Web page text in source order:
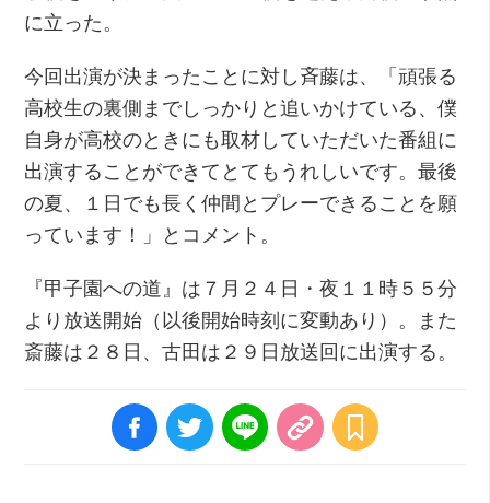
に立った。
今回出演が決まったことに対し斉藤は、「頑張る
高校生の裏側までしっかりと追いかけている、僕
自身が高校のときにも取材していただいた番組に
出演することができてとてもうれしいです。最後
の夏、１日でも長く仲間とプレーできることを願
っています！」とコメント。
『甲子園への道』は７月２４日・夜１１時５５分
より放送開始（以後開始時刻に変動あり）。また
斎藤は２８日、古田は２９日放送回に出演する。